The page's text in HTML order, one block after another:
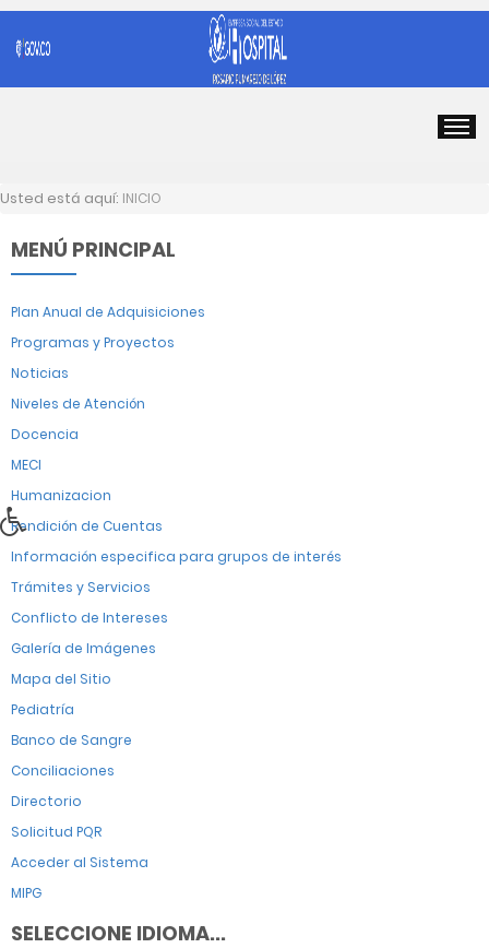
Usted está aquí: INICIO
MENÚ PRINCIPAL
Plan Anual de Adquisiciones
Programas y Proyectos
Noticias
Niveles de Atención
Docencia
MECI
Humanizacion
Rendición de Cuentas
Información especifica para grupos de interés
Trámites y Servicios
Conflicto de Intereses
Galería de Imágenes
Mapa del Sitio
Pediatría
Banco de Sangre
Conciliaciones
Directorio
Solicitud PQR
Acceder al Sistema
MIPG
SELECCIONE IDIOMA...